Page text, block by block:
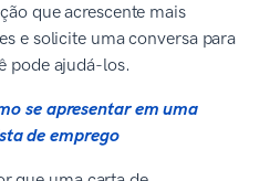
que acrescente mais
e solicite uma conversa para
pode ajudá-los.
se apresentar em uma
de emprego